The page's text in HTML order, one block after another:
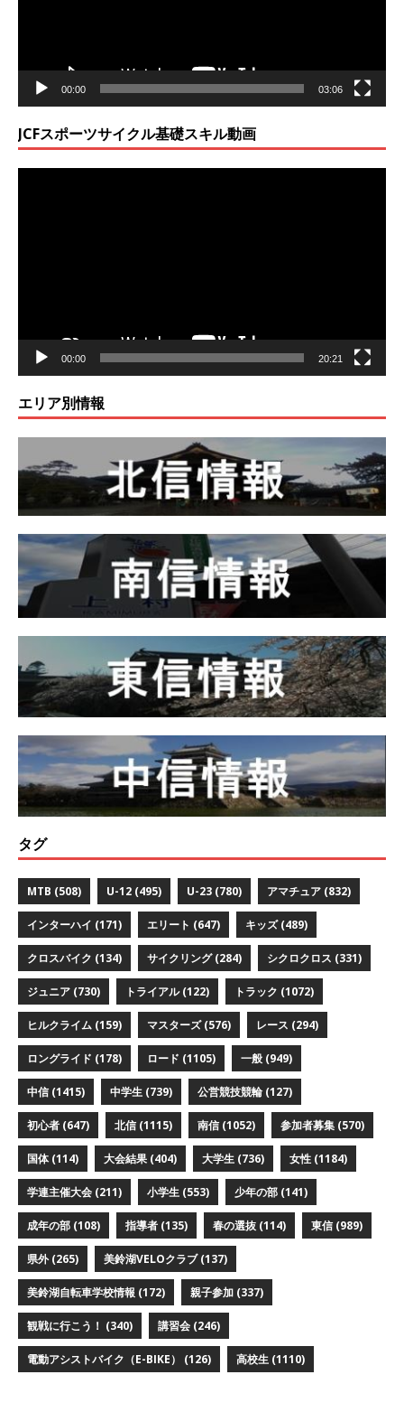
00:00 03:06
JCFスポーツサイクル基礎スキル動画
00:00 20:21
エリア別情報
タグ
MTB (508) U-12 (495) U-23 (780) アマチュア (832)
インターハイ (171) エリート (647) キッズ(489)
クロスバイク (134) サイクリング(284) シクロクロス (331)
ジュニア (730) トライアル(122) トラック (1072)
ヒルクライム (159) マスターズ(576) レース (294)
ロングライド (178) ロード (1105) 一般 (949)
中信(1415) 中学生 (739) 公営競技競輪 (127)
初心者 (647) 北信(1115) 南信(1052) 参加者募集 (570)
国体(114) 大会結果 (404) 大学生 (736) 女性 (1184)
学連主催大会 (211) 小学生 (553) 少年の部 (141)
成年の部 (108) 指導者 (135) 春の選抜 (114) 東信(989)
県外(265) 美鈴湖VELOクラブ(137)
美鈴湖自転車学校情報 (172) 親子参加 (337)
観戦に行こう！ (340) 講習会 (246)
電動アシストバイク（E-BIKE） (126) 高校生 (1110)